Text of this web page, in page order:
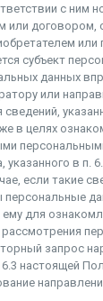
с ним
или договором,
или
субъект
данных
или
сведений,
в целях
указанного в п.
если такие
для
запрос
настоящей